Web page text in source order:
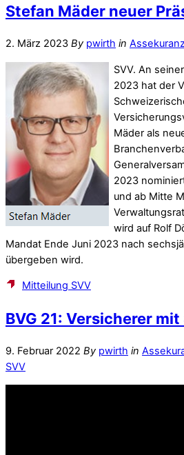
Stefan Mäder neuer
2. März 2023 By pwirth in
SVV. An
2023 hat der
Mäder als
2023
und ab Mitte
wird auf Rolf
Mandat Ende Juni 2023 nach
übergeben wird.
Mitteilung SVV
BVG 21: Versicherer
9. Februar 2022 By pwirth in
SVV